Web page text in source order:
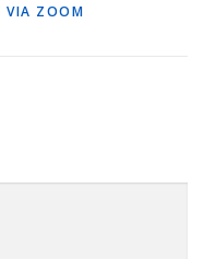
VIA ZOOM